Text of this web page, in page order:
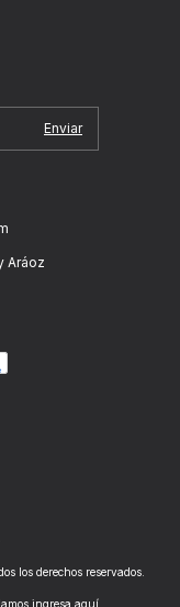
Aráoz
los derechos reservados.
ingresa aquí.